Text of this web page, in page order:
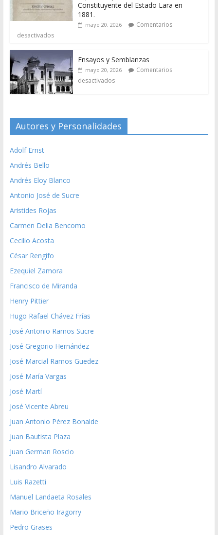
Constituyente del Estado Lara en
1881.
mayo 20, 2026
Comentarios
desactivados
Ensayos y Semblanzas
mayo 20, 2026
Comentarios
desactivados
Autores y Personalidades
Adolf Ernst
Andrés Bello
Andrés Eloy Blanco
Antonio José de Sucre
Aristides Rojas
Carmen Delia Bencomo
Cecilio Acosta
César Rengifo
Ezequiel Zamora
Francisco de Miranda
Henry Pittier
Hugo Rafael Chávez Frías
José Antonio Ramos Sucre
José Gregorio Hernández
José Marcial Ramos Guedez
José María Vargas
José Martí
José Vicente Abreu
Juan Antonio Pérez Bonalde
Juan Bautista Plaza
Juan German Roscio
Lisandro Alvarado
Luis Razetti
Manuel Landaeta Rosales
Mario Briceño Iragorry
Pedro Grases